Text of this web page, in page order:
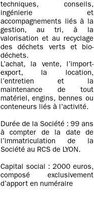
techniques, conseils,
ingénierie et
accompagnements liés à la
gestion, au tri, à la
valorisation et au recyclage
des déchets verts et bio-
déchets.
L’achat, la vente, l’import-
export, la location,
l’entretien et la
maintenance de tout
matériel, engins, bennes ou
conteneurs liés à l’activité.
Durée de la Société : 99 ans
à compter de la date de
l’immatriculation de la
Société au RCS de LYON.
Capital social : 2000 euros,
composé exclusivement
d’apport en numéraire